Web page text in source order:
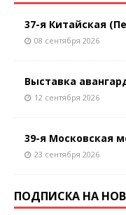
37-я Китайская
08 сентября 2026
Выставка
12 сентября 2026
39-я Московская
23 сентября 2026
ПОДПИСКА НА